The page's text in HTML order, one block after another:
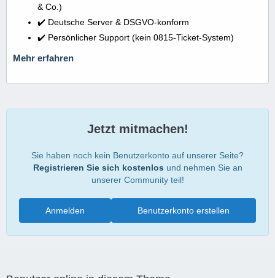
& Co.)
✔️ Deutsche Server & DSGVO-konform
✔️ Persönlicher Support (kein 0815-Ticket-System)
Mehr erfahren
Jetzt mitmachen!
Sie haben noch kein Benutzerkonto auf unserer Seite?
Registrieren Sie sich kostenlos und nehmen Sie an
unserer Community teil!
Benutzerkonto erstellen
Anmelden